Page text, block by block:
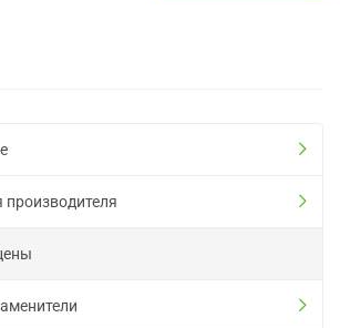
производителя